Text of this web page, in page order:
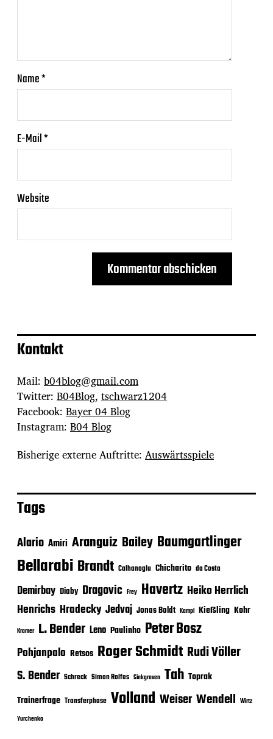
Name*
E-Mail*
Website
Kontakt
Mail: b04blog@gmail.com
Twitter: B04Blog, tschwarz1204
Facebook: Bayer 04 Blog
Instagram: B04 Blog
Bisherige externe Auftritte: Auswärtsspiele
Tags
Alario Amiri Aranguiz Bailey Baumgartlinger
Bellarabi Brandt Calhanoglu Chicharito da Costa
Demirbay Diaby Dragovic Frey Havertz Heiko Herrlich
Henrichs Hradecky Jedvaj Jonas Boldt Kampl Kießling Kohr
Kramer L. Bender Leno Paulinho Peter Bosz
Pohjanpalo Retsos Roger Schmidt Rudi Völler
S. Bender Schreck Simon Rolfes Sinkgraven Tah Toprak
Trainerfrage Transferphase Volland Weiser Wendell Wirtz
Yurchenko